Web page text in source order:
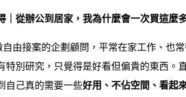
｜從辦公到居家，我為什麼會一次買這麼
由接案的企劃顧問，平常在家工作、也
特別研究，只覺得是好看但偏貴的東西。
自己真的需要一些好用、不佔空間、看起